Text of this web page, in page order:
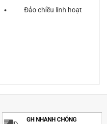
Đảo chiều linh hoạt
GH NHANH CHÓNG